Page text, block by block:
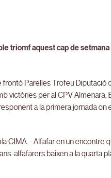
triomf aquest cap de
Parelles Trofeu Diputació
victòries per al CPV Almenara,
a la primera jornada on
CIMA – Alfafar en un encontre
alfafarers baixen a la quarta